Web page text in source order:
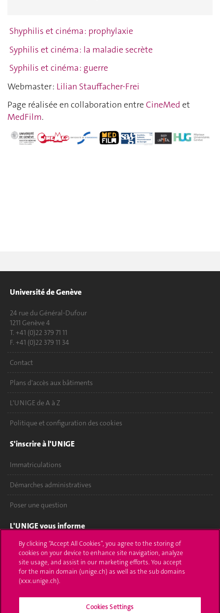
Shyphilis et cinéma : prophylaxie
Syphilis et cinéma : la maladie secrète
Syphilis et cinéma : guerre
Webmaster : Lilian Stauffacher-Frei
Page réalisée en collaboration entre CineMed et
MedFilm.
Université de Genève
24 rue du Général-Dufour
1211 Genève 4
T. +41 (0)22 379 71 11
F. +41 (0)22 379 11 34
Contact
Plans d'accès aux bâtiments
L'UNIGE de A à Z
Politique et configuration des cookies
S'inscrire à l'UNIGE
Immatriculations
Démarches administratives
Poser une question
L'UNIGE vous informe
UNIGE Mobile
Médias
Offres d'emploi
By clicking “Accept All Cookies”, you agree to the storing of
cookies on your device to enhance site navigation, analyze
site usage, and assist in our marketing efforts. You accept
for the main domain (unige.ch) as well as the sub domains
(xxx.unige.ch).
Cookies Settings